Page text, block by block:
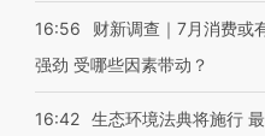
16:56
财新调查｜7月消费或
强劲 受哪些因素带动？
16:42 生态环境法典将施行